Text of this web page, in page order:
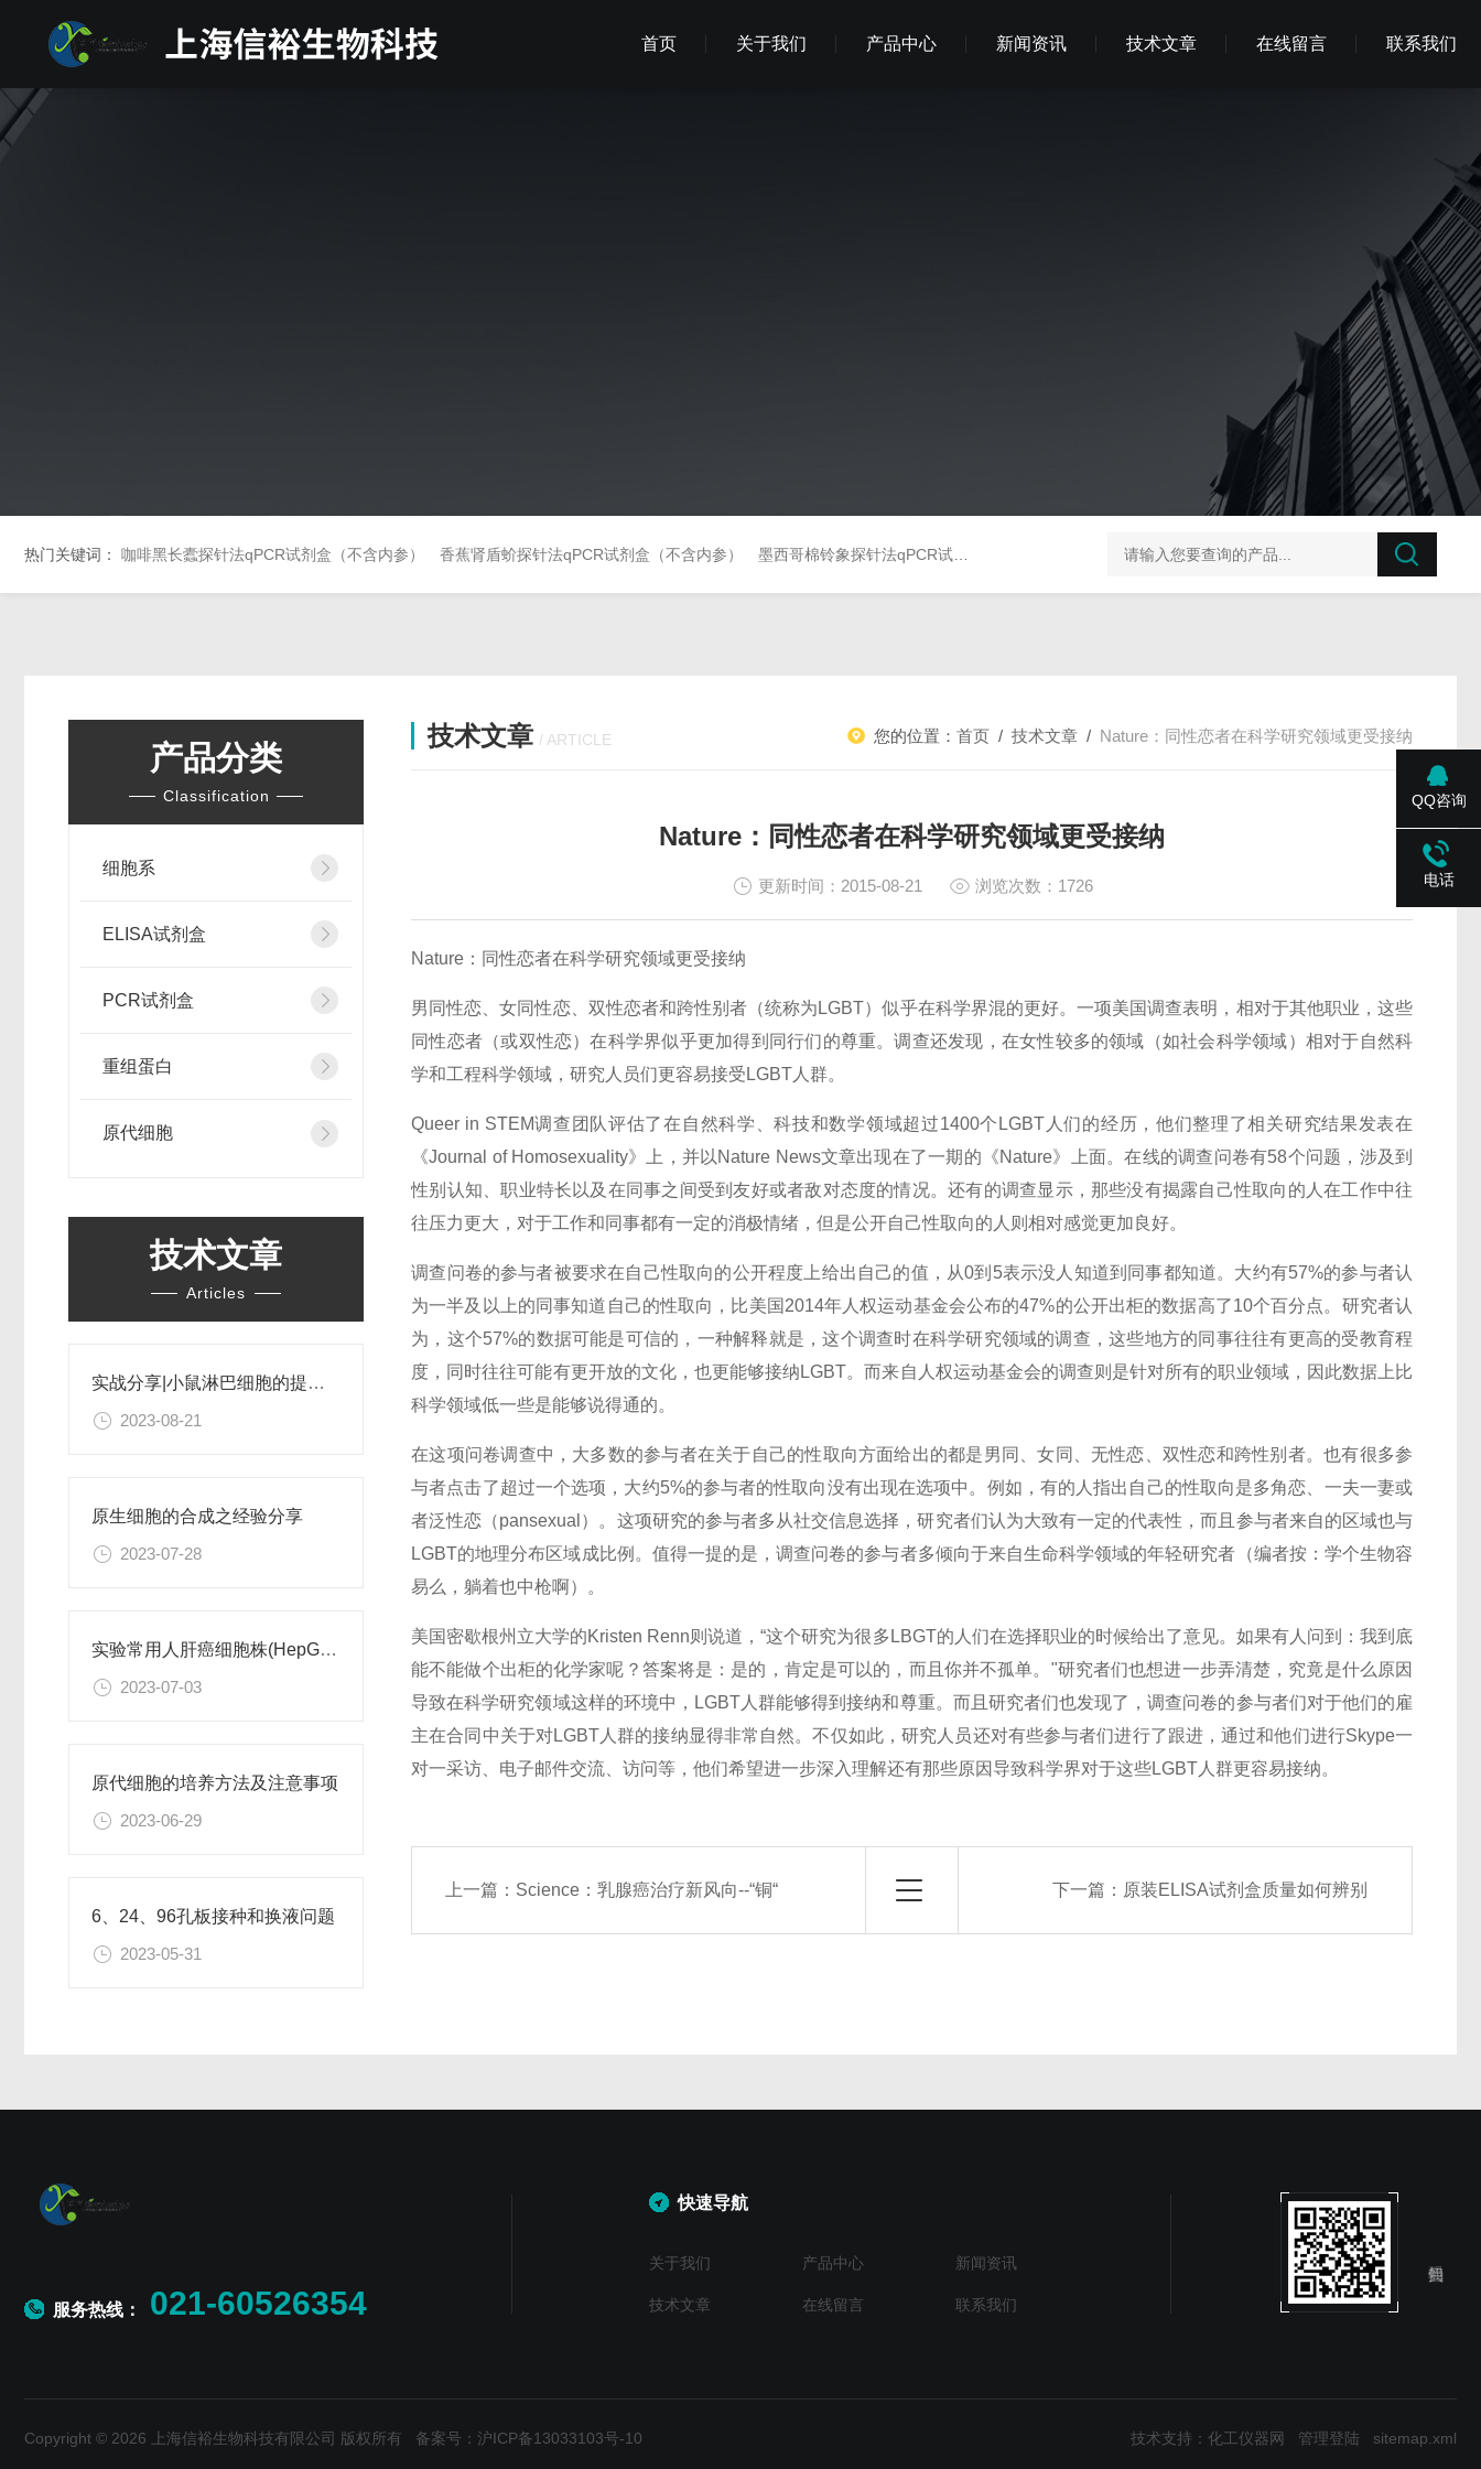
首页 关于我们 产品中心 新闻资讯 技术文章 在线留言 联系我们
热门关键词： 咖啡黑长蠹探针法qPCR试剂盒（不含内参） 香蕉肾盾蚧探针法qPCR试剂盒（不含内参） 墨西哥棉铃象探针法qPCR试剂盒（不含内参） 榛子东部枯萎病菌探针法qPCR试剂盒不含内参
产品分类
Classification
细胞系
ELISA试剂盒
PCR试剂盒
重组蛋白
原代细胞
技术文章
Articles
实战分享|小鼠淋巴细胞的提取和分选之经验小结
2023-08-21
原生细胞的合成之经验分享
2023-07-28
实验常用人肝癌细胞株(HepG2/Hep3B,HuH-7,MHCC97H,PLC/PRF/5)怎么选？
2023-07-03
原代细胞的培养方法及注意事项
2023-06-29
6、24、96孔板接种和换液问题
2023-05-31
技术文章 / ARTICLE 您的位置： 首页 / 技术文章 / Nature：同性恋者在科学研究领域更受接纳
Nature：同性恋者在科学研究领域更受接纳
更新时间：2015-08-21 浏览次数：1726
Nature：同性恋者在科学研究领域更受接纳
男同性恋、女同性恋、双性恋者和跨性别者（统称为LGBT）似乎在科学界混的更好。一项美国调查表明，相对于其他职业，这些
同性恋者（或双性恋）在科学界似乎更加得到同行们的尊重。调查还发现，在女性较多的领域（如社会科学领域）相对于自然科
学和工程科学领域，研究人员们更容易接受LGBT人群。
Queer in STEM调查团队评估了在自然科学、科技和数学领域超过1400个LGBT人们的经历，他们整理了相关研究结果发表在
《Journal of Homosexuality》上，并以Nature News文章出现在了一期的《Nature》上面。在线的调查问卷有58个问题，涉及到
性别认知、职业特长以及在同事之间受到友好或者敌对态度的情况。还有的调查显示，那些没有揭露自己性取向的人在工作中往
往压力更大，对于工作和同事都有一定的消极情绪，但是公开自己性取向的人则相对感觉更加良好。
调查问卷的参与者被要求在自己性取向的公开程度上给出自己的值，从0到5表示没人知道到同事都知道。大约有57%的参与者认
为一半及以上的同事知道自己的性取向，比美国2014年人权运动基金会公布的47%的公开出柜的数据高了10个百分点。研究者认
为，这个57%的数据可能是可信的，一种解释就是，这个调查时在科学研究领域的调查，这些地方的同事往往有更高的受教育程
度，同时往往可能有更开放的文化，也更能够接纳LGBT。而来自人权运动基金会的调查则是针对所有的职业领域，因此数据上比
科学领域低一些是能够说得通的。
在这项问卷调查中，大多数的参与者在关于自己的性取向方面给出的都是男同、女同、无性恋、双性恋和跨性别者。也有很多参
与者点击了超过一个选项，大约5%的参与者的性取向没有出现在选项中。例如，有的人指出自己的性取向是多角恋、一夫一妻或
者泛性恋（pansexual）。这项研究的参与者多从社交信息选择，研究者们认为大致有一定的代表性，而且参与者来自的区域也与
LGBT的地理分布区域成比例。值得一提的是，调查问卷的参与者多倾向于来自生命科学领域的年轻研究者（编者按：学个生物容
易么，躺着也中枪啊）。
美国密歇根州立大学的Kristen Renn则说道，“这个研究为很多LBGT的人们在选择职业的时候给出了意见。如果有人问到：我到底
能不能做个出柜的化学家呢？答案将是：是的，肯定是可以的，而且你并不孤单。"研究者们也想进一步弄清楚，究竟是什么原因
导致在科学研究领域这样的环境中，LGBT人群能够得到接纳和尊重。而且研究者们也发现了，调查问卷的参与者们对于他们的雇
主在合同中关于对LGBT人群的接纳显得非常自然。不仅如此，研究人员还对有些参与者们进行了跟进，通过和他们进行Skype一
对一采访、电子邮件交流、访问等，他们希望进一步深入理解还有那些原因导致科学界对于这些LGBT人群更容易接纳。
上一篇： Science：乳腺癌治疗新风向--“铜“ 下一篇： 原装ELISA试剂盒质量如何辨别
服务热线： 021-60526354
快速导航
关于我们 产品中心 新闻资讯
技术文章 在线留言 联系我们
Copyright © 2026 上海信裕生物科技有限公司 版权所有 备案号：沪ICP备13033103号-10 技术支持： 化工仪器网 管理登陆 sitemap.xml
QQ咨询
电话